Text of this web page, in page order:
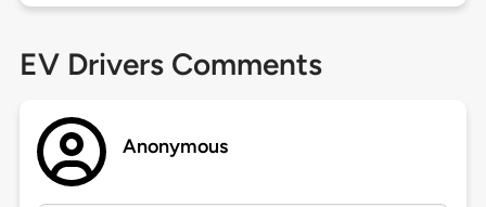
EV Drivers Comments
Anonymous